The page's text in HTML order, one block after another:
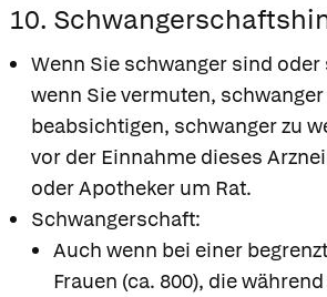
10.
Wenn Sie schwanger sind
wenn Sie vermuten,
beabsichtigen, schwanger zu
vor der Einnahme dieses
oder Apotheker um Rat.
Schwangerschaft:
Auch wenn bei einer
Frauen (ca. 800), die